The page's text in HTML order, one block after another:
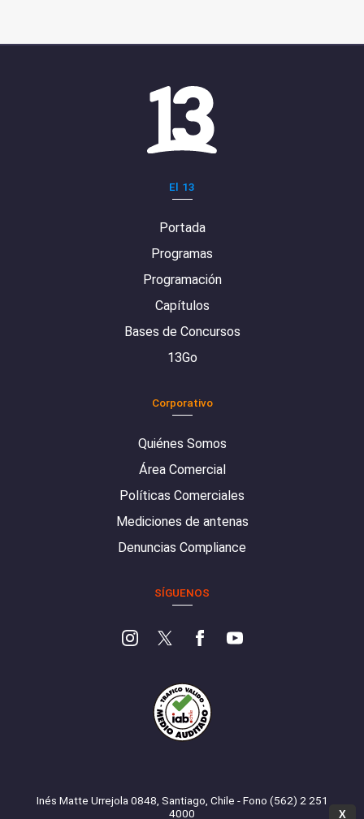
El 13
Portada
Programas
Programación
Capítulos
Bases de Concursos
13Go
Corporativo
Quiénes Somos
Área Comercial
Políticas Comerciales
Mediciones de antenas
Denuncias Compliance
SÍGUENOS
Inés Matte Urrejola 0848, Santiago, Chile - Fono (562) 2 251
4000
X